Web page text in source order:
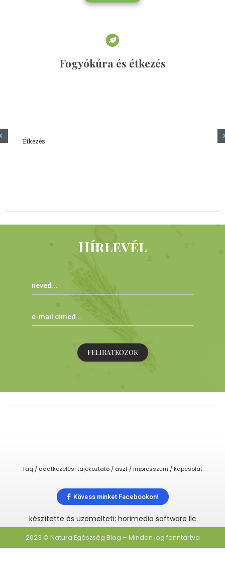
Fogyókúra és étkezés
Étkezés
Hírlevél
FELIRATKOZOK
faq / adatkezelési tájékoztató / ászf / impresszum / kapcsolat
Kövess minket Facebookon!
készítette és üzemelteti: horimedia software llc
2023 © Natura Egészség Blog – Minden jog fenntartva